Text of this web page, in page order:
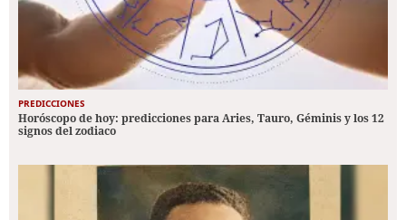
PREDICCIONES
Horóscopo de hoy: predicciones para Aries, Tauro, Géminis y los 12
signos del zodiaco